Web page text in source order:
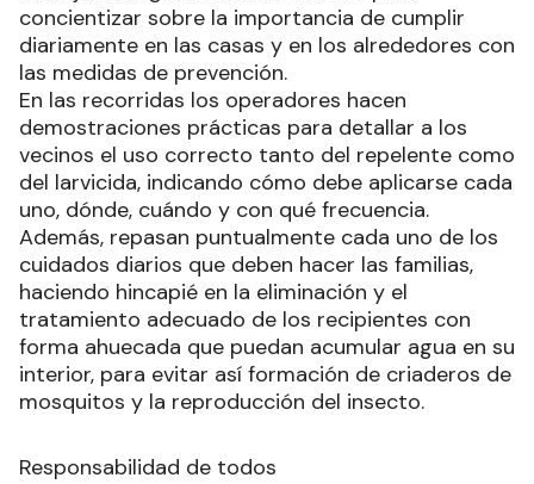
concientizar sobre la importancia de cumplir
diariamente en las casas y en los alrededores con
las medidas de prevención.
En las recorridas los operadores hacen
demostraciones prácticas para detallar a los
vecinos el uso correcto tanto del repelente como
del larvicida, indicando cómo debe aplicarse cada
uno, dónde, cuándo y con qué frecuencia.
Además, repasan puntualmente cada uno de los
cuidados diarios que deben hacer las familias,
haciendo hincapié en la eliminación y el
tratamiento adecuado de los recipientes con
forma ahuecada que puedan acumular agua en su
interior, para evitar así formación de criaderos de
mosquitos y la reproducción del insecto.
Responsabilidad de todos